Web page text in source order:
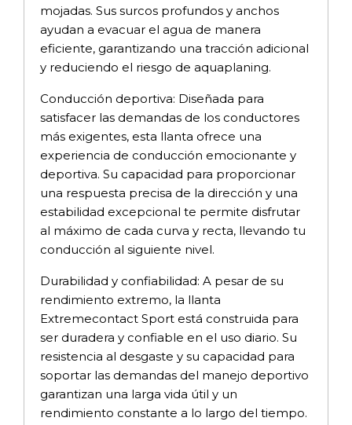
mojadas. Sus surcos profundos y anchos
ayudan a evacuar el agua de manera
eficiente, garantizando una tracción adicional
y reduciendo el riesgo de aquaplaning.
Conducción deportiva: Diseñada para
satisfacer las demandas de los conductores
más exigentes, esta llanta ofrece una
experiencia de conducción emocionante y
deportiva. Su capacidad para proporcionar
una respuesta precisa de la dirección y una
estabilidad excepcional te permite disfrutar
al máximo de cada curva y recta, llevando tu
conducción al siguiente nivel.
Durabilidad y confiabilidad: A pesar de su
rendimiento extremo, la llanta
Extremecontact Sport está construida para
ser duradera y confiable en el uso diario. Su
resistencia al desgaste y su capacidad para
soportar las demandas del manejo deportivo
garantizan una larga vida útil y un
rendimiento constante a lo largo del tiempo.